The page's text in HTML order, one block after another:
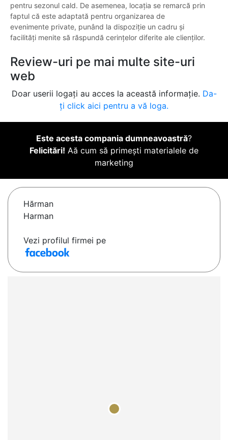
pentru sezonul cald. De asemenea, locația se remarcă prin
faptul că este adaptată pentru organizarea de
evenimente private, punând la dispoziție un cadru și
facilități menite să răspundă cerințelor diferite ale clienților.
Review-uri pe mai multe site-uri
web
Doar userii logați au acces la această informație. Da-
ți click aici pentru a vă loga.
Este acesta compania dumneavoastră?
Felicitări! Aă cum să primești materialele de
marketing
Hărman
Harman
Vezi profilul firmei pe